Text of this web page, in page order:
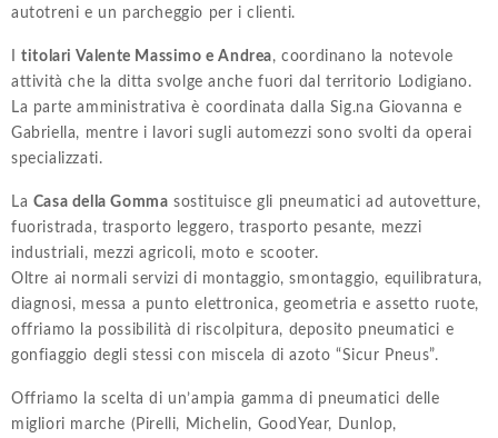
autotreni e un parcheggio per i clienti.
Ititolari Valente Massimo e Andrea, coordinano la notevole
attività che la ditta svolge anche fuori dal territorio Lodigiano.
La parte amministrativa è coordinata dalla Sig.na Giovanna e
Gabriella, mentre i lavori sugli automezzi sono svolti da operai
specializzati.
La Casa della Gomma sostituisce gli pneumatici ad autovetture,
fuoristrada, trasporto leggero, trasporto pesante, mezzi
industriali, mezzi agricoli, moto e scooter.
Oltre ai normali servizi di montaggio, smontaggio, equilibratura,
diagnosi, messa a punto elettronica, geometria e assetto ruote,
offriamo la possibilità di riscolpitura, deposito pneumatici e
gonfiaggio degli stessi con miscela di azoto “Sicur Pneus”.
Offriamo la scelta di un’ampia gamma di pneumatici delle
migliori marche (Pirelli, Michelin, GoodYear, Dunlop,